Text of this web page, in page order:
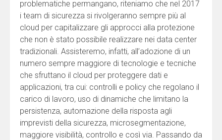
problematiche permangano, riteniamo che nel 2017
i team di sicurezza si rivolgeranno sempre più al
cloud per capitalizzare gli approcci alla protezione
che non è stato possibile realizzare nei data center
tradizionali. Assisteremo, infatti, all’adozione di un
numero sempre maggiore di tecnologie e tecniche
che sfruttano il cloud per proteggere dati e
applicazioni, tra cui: controlli e policy che regolano il
carico di lavoro, uso di dinamiche che limitano la
persistenza, automazione della risposta agli
imprevisti della sicurezza, microsegmentazione,
maggiore visibilità, controllo e così via. Passando da